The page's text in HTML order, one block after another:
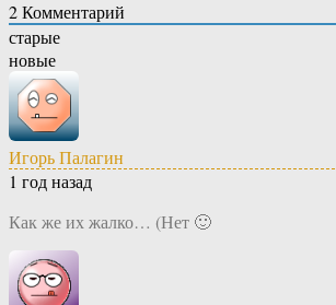
2Комментарий
старые
новые
Игорь Палагин
1 год назад
Как же их жалко… (Нет 🙂